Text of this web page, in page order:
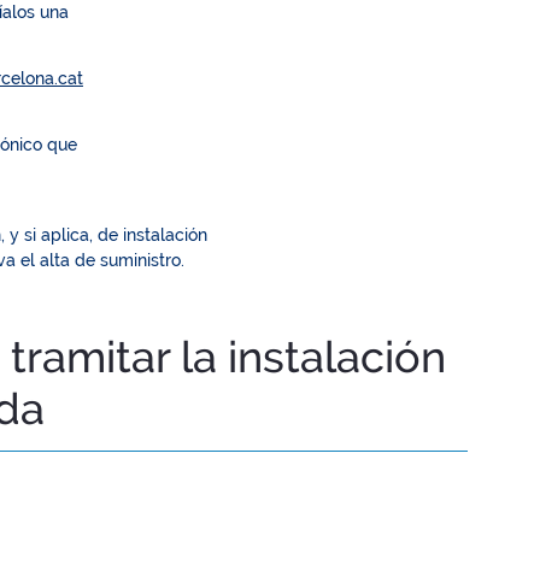
una
que
y si aplica, de instalación
el alta de suministro.
la instalación